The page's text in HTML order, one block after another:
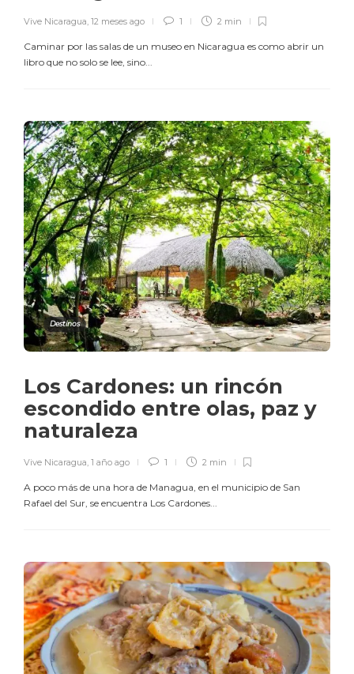
Vive Nicaragua, 12 meses ago 1 2 min
Caminar por las salas de un museo en Nicaragua es como abrir un
libro que no solo se lee, sino...
Destinos
Los Cardones: un rincón
escondido entre olas, paz y
naturaleza
Vive Nicaragua, 1 año ago 1 2 min
A poco más de una hora de Managua, en el municipio de San
Rafael del Sur, se encuentra Los Cardones...